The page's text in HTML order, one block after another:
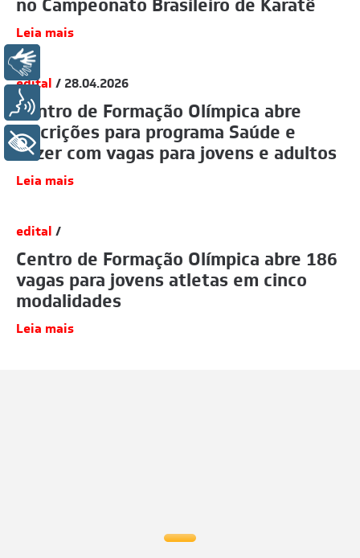
Leia mais
edital / 28.04.2026
Centro de Formação Olímpica abre
inscrições para programa Saúde e
Lazer com vagas para jovens e adultos
Leia mais
edital /
Centro de Formação Olímpica abre 186
vagas para jovens atletas em cinco
modalidades
Leia mais
+ Acessibilidade